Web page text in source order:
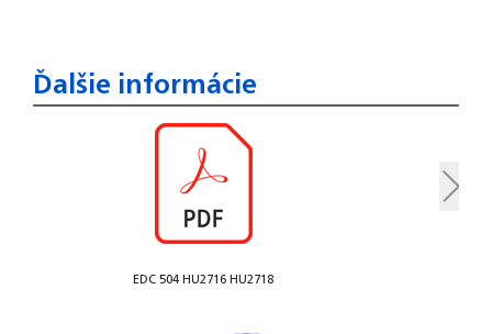
EDC 504 HU2716 HU2718
Ďalšie informácie